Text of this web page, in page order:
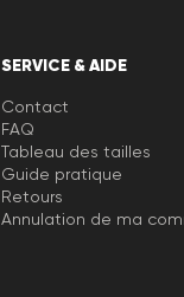
SERVICE & AIDE
Contact
FAQ
Tableau des tailles
Guide pratique
Retours
Annulation de ma